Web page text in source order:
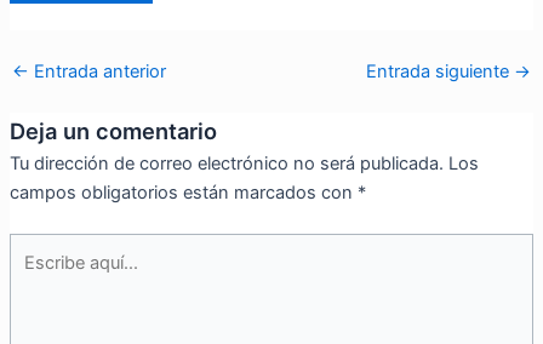
← Entrada anterior Entrada siguiente →
Deja un comentario
Tu dirección de correo electrónico no será publicada. Los
campos obligatorios están marcados con *
aquí...